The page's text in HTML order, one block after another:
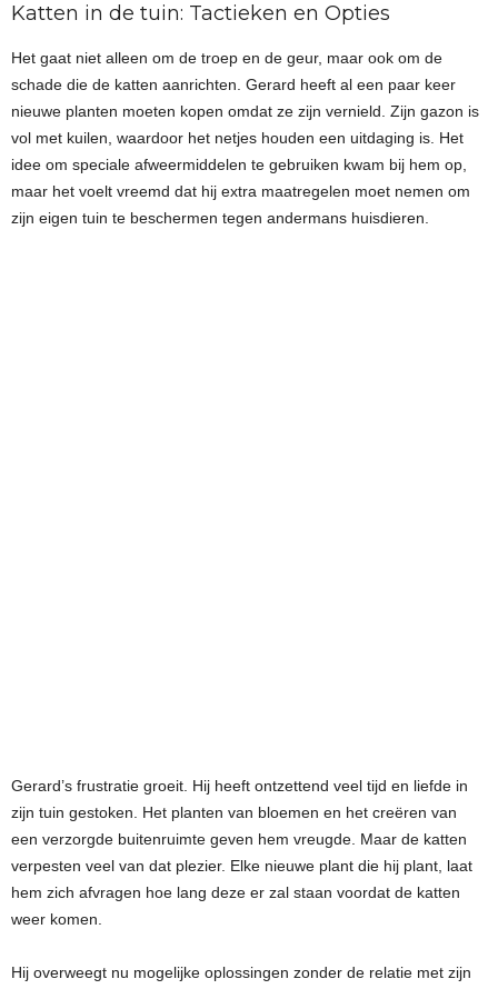
Katten in de tuin: Tactieken en Opties
Het gaat niet alleen om de troep en de geur, maar ook om de
schade die de katten aanrichten. Gerard heeft al een paar keer
nieuwe planten moeten kopen omdat ze zijn vernield. Zijn gazon is
vol met kuilen, waardoor het netjes houden een uitdaging is. Het
idee om speciale afweermiddelen te gebruiken kwam bij hem op,
maar het voelt vreemd dat hij extra maatregelen moet nemen om
zijn eigen tuin te beschermen tegen andermans huisdieren.
Gerard’s frustratie groeit. Hij heeft ontzettend veel tijd en liefde in
zijn tuin gestoken. Het planten van bloemen en het creëren van
een verzorgde buitenruimte geven hem vreugde. Maar de katten
verpesten veel van dat plezier. Elke nieuwe plant die hij plant, laat
hem zich afvragen hoe lang deze er zal staan voordat de katten
weer komen.
Hij overweegt nu mogelijke oplossingen zonder de relatie met zijn